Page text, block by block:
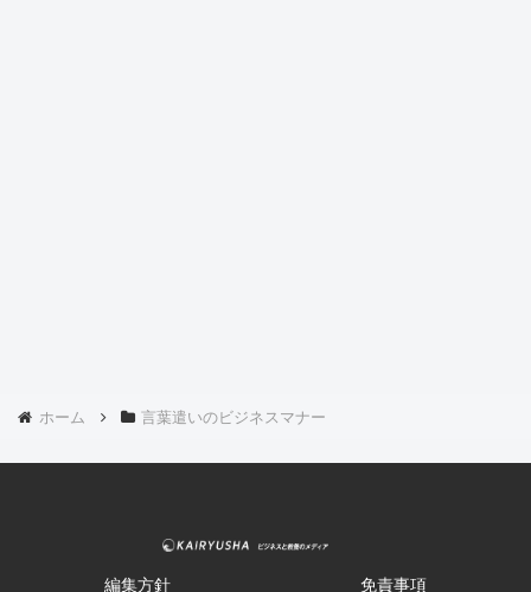
ホーム 言葉遣いのビジネスマナー
編集方針 免責事項